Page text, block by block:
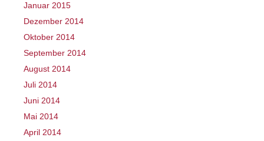
Januar 2015
Dezember 2014
Oktober 2014
September 2014
August 2014
Juli 2014
Juni 2014
Mai 2014
April 2014